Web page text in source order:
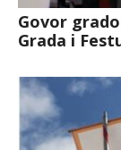
Govor
Grada i